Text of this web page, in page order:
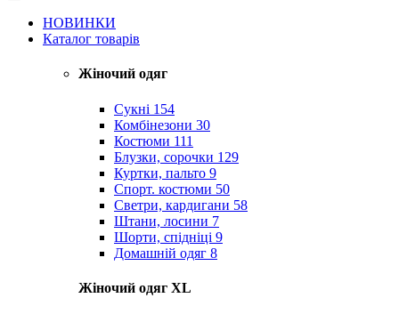
НОВИНКИ
Каталог товарів
Жіночий одяг
Сукні 154
Комбінезони 30
Костюми 111
Блузки, сорочки 129
Куртки, пальто 9
Спорт. костюми 50
Светри, кардигани 58
Штани, лосини 7
Шорти, спідніці 9
Домашній одяг 8
Жіночий одяг XL